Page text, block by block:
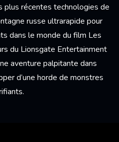
récentes technologies de
russe ultrarapide pour
dans le monde du film Les
du Lionsgate Entertainment
aventure palpitante dans
d’une horde de monstres